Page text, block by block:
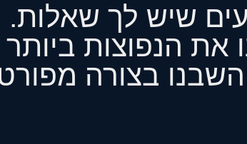
שיש לך שאלות.
את הנפוצות ביותר
בצורה